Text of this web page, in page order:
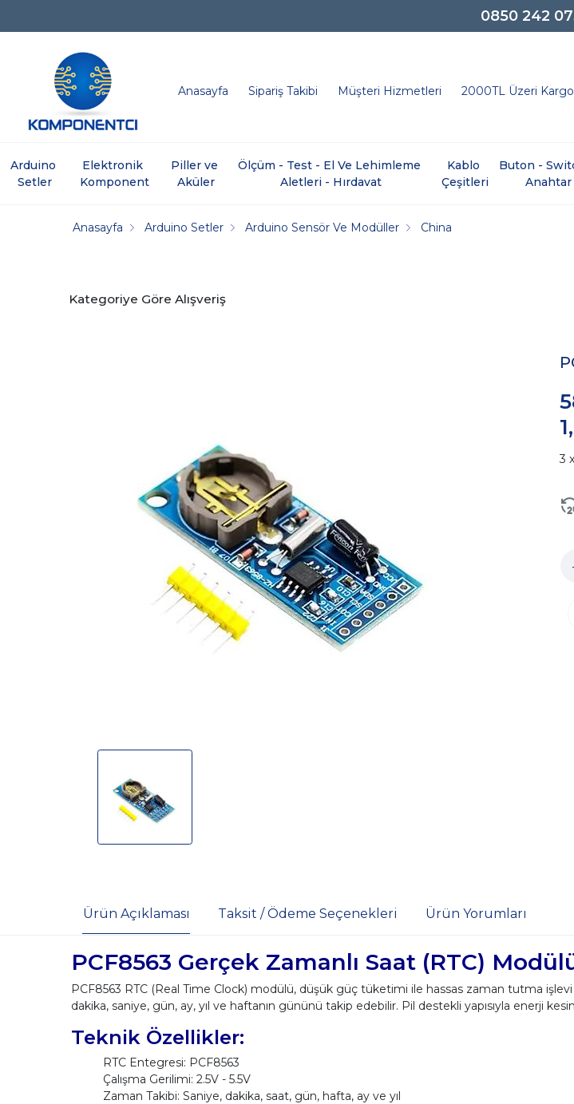
0850 242
Anasayfa Sipariş Takibi Müşteri Hizmetleri 2000TL Üzeri
Arduino
Setler
Elektronik
Komponent
Piller ve
Aküler
Ölçüm - Test - El Ve Lehimleme
Aletleri - Hırdavat
Kablo
Çeşitleri
Buton -
Anahtar
Anasayfa Arduino Setler Arduino Sensör Ve Modüller China
Kategoriye Göre Alışveriş
Ürün Açıklaması Taksit / Ödeme Seçenekleri Ürün Yorumları
PCF8563 Gerçek Zamanlı Saat (RTC)
PCF8563 RTC (Real Time Clock) modülü, düşük güç tüketimi ile hassas zaman tutma
dakika, saniye, gün, ay, yıl ve haftanın gününü takip edebilir. Pil destekli yapısıyla enerji
Teknik Özellikler:
RTC Entegresi: PCF8563
Çalışma Gerilimi: 2.5V - 5.5V
Zaman Takibi: Saniye, dakika, saat, gün, hafta, ay ve yıl